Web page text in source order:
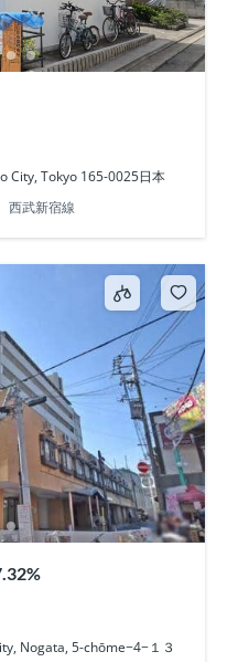
City, Tokyo 165-0025日本
西武新宿線
Nogata, 5-chōme−4−１３